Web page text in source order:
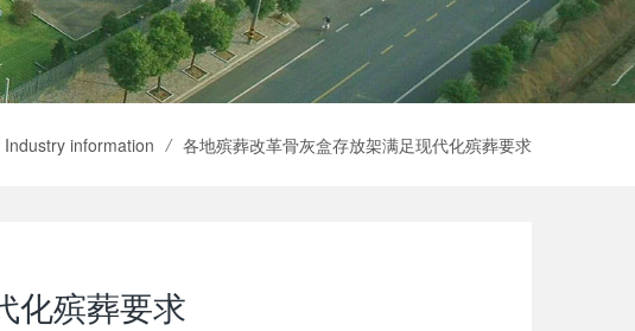
Industry information / 各地殡葬改革骨灰盒存放架满足现代化殡葬要求
化殡葬要求